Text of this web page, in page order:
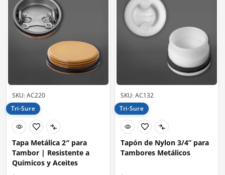
SKU: AC220
Tri-Sure
Tapa Metálica 2″ para
Tambor | Resistente a
Químicos y Aceites
SKU: AC132
Tri-Sure
Tapón de Nylon 3/4” para
Tambores Metálicos